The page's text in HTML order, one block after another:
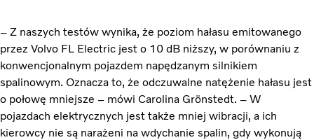
– Z naszych testów wynika, że poziom hałasu emitowanego
przez Volvo FL Electric jest o 10 dB niższy, w porównaniu z
konwencjonalnym pojazdem napędzanym silnikiem
spalinowym. Oznacza to, że odczuwalne natężenie hałasu jest
o połowę mniejsze – mówi Carolina Grönstedt. – W
pojazdach elektrycznych jest także mniej wibracji, a ich
kierowcy nie są narażeni na wdychanie spalin, gdy wykonują